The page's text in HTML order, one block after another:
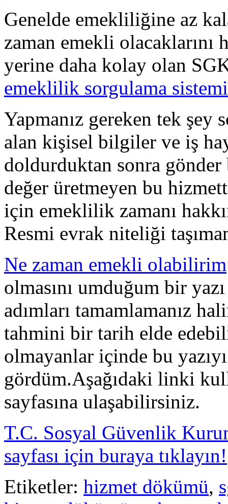
Genelde emekliliğine az
zaman emekli olacaklarını
yerine daha kolay olan
emeklilik sorgulama
Yapmanız gereken tek şey
alan kişisel bilgiler ve iş
doldurduktan sonra
değer üretmeyen bu
için emeklilik zamanı
Resmi evrak niteliği
Ne zaman emekli olabilirim
olmasını umduğum bir
adımları tamamlamanız
tahmini bir tarih elde
olmayanlar içinde bu
gördüm.Aşağıdaki linki
sayfasına ulaşabilirsiniz.
T.C. Sosyal Güvenlik
sayfası için buraya tıklayın!
Etiketler: hizmet dökümü,